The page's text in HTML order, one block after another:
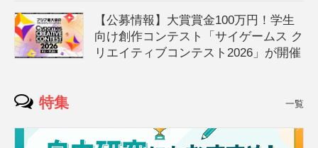
【公募情報】大賞賞金100万円！学生
向け創作コンテスト「サイゲームス ク
リエイティブコンテスト2026」が開催
特集 一覧